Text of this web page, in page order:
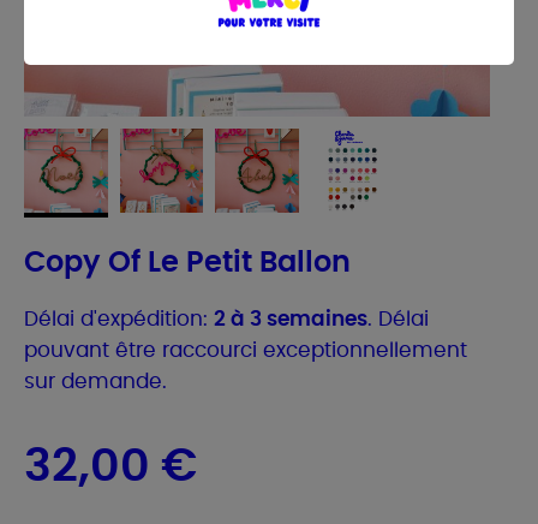
Copy Of Le Petit Ballon
Délai d'expédition: 2 à 3 semaines. Délai
pouvant être raccourci exceptionnellement
sur demande.
32,00 €